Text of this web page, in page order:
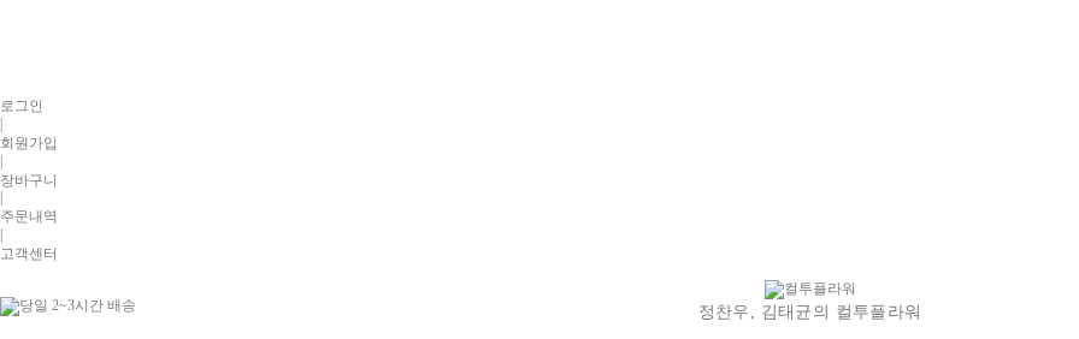
로그인
|
회원가입
|
장바구니
주문내역
고객센터
정찬우, 김태균의 컬투플라워